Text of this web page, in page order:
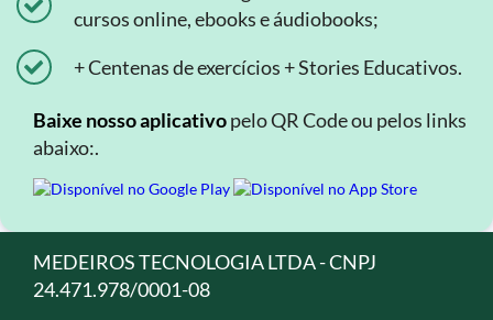
cursos online, ebooks e áudiobooks;
+ Centenas de exercícios + Stories Educativos.
Baixe nosso aplicativopelo QR Code ou pelos links
abaixo:.
MEDEIROS TECNOLOGIA LTDA - CNPJ
24.471.978/0001-08